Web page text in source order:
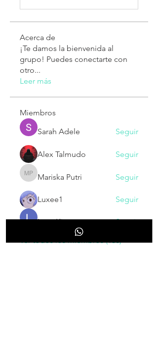
Acerca de
¡Te damos la bienvenida al
grupo! Puedes conectarte con
otro...
Leer más
Miembros
Sarah Adele
Seguir
Alex Talmudo Seguir
Mariska Putri
Mariska Putri Seguir
Luxee1 Seguir
Larry King
Seguir
Ver todos los miembros (130)